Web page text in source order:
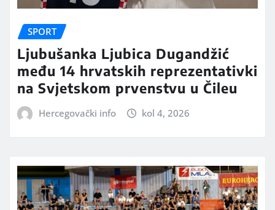
SPORT
Ljubušanka Ljubica Dugandžić
među 14 hrvatskih reprezentativki
na Svjetskom prvenstvu u Čileu
Hercegovački info kol 4, 2026